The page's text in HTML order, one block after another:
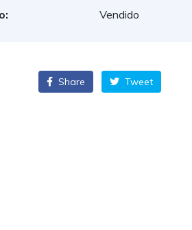
Vendido
Share Tweet